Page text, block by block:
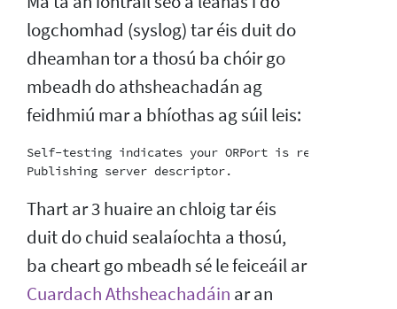
logchomhad (syslog) tar éis duit do
dheamhan tor a thosú ba chóir go
mbeadh do athsheachadán ag
feidhmiú mar a bhíothas ag súil leis:
Self-testing indicates your ORPort is reachable
Thart ar 3 huaire an chloig tar éis
duit do chuid sealaíochta a thosú,
ba cheart go mbeadh sé le feiceáil ar
Cuardach Athsheachadáin ar an